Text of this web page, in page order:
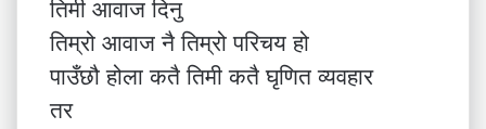
तिमी आवाज दिनु
तिम्रो आवाज नै तिम्रो परिचय हो
पाउँछौ होला कतै तिमी कतै घृणित व्यवहार
तर